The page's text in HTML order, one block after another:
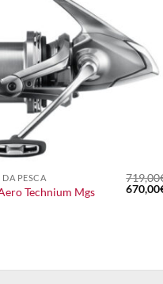
PESCA
Technium Mgs
719,00
Il
prezzo
670,00